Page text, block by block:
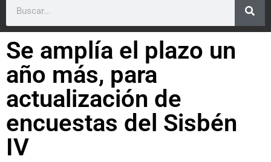
Se amplía el plazo un
año más, para
actualización de
encuestas del Sisbén
IV